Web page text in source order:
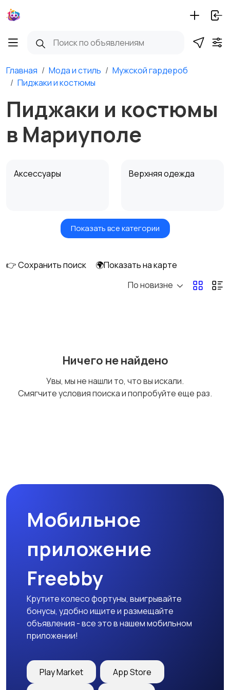
Главная Мода и стиль
Мужской гардероб
Пиджаки и костюмы
Пиджаки и костюмы
в Мариуполе
Аксессуары Верхняя одежда
Головные уборы Домашняя одежда
Нижнее белье
Футболки и поло Штаны и шорты
Другое
Показать все категории
👉 Сохранить поиск
🌍Показать на карте
По новизне
Ничего не найдено
Увы, мы не нашли то, что вы искали.
Смягчите условия поиска и попробуйте еще раз.
Мобильное
приложение
Freebby
Крутите колесо фортуны, выигрывайте
бонусы, удобно ищите и размещайте
объявления - все это в нашем мобильном
приложении!
Play Market App Store